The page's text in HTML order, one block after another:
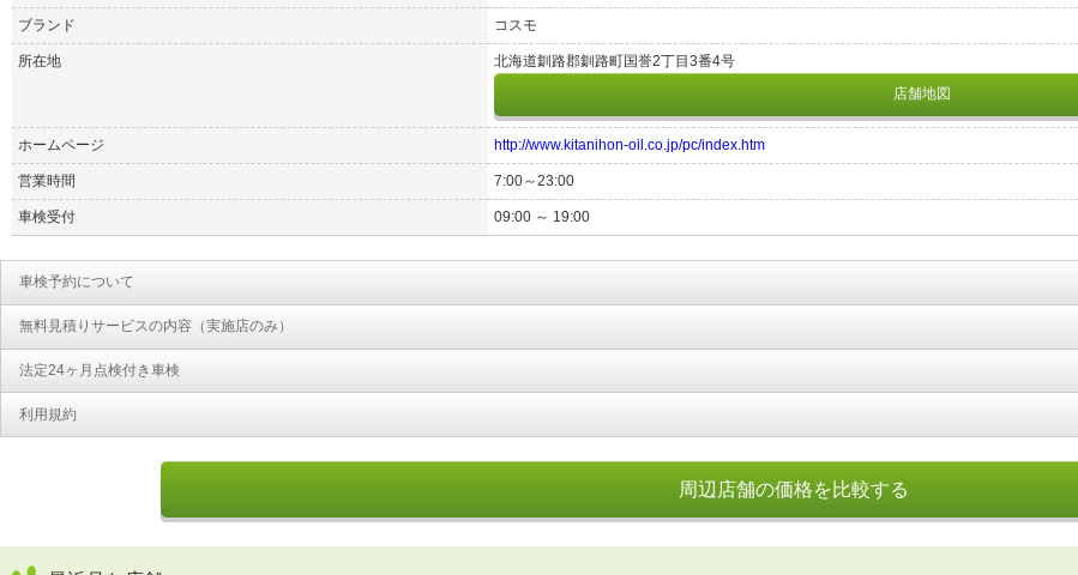
ブランド コスモ
所在地
北海道釧路郡釧路町国誉2丁目3番4号
店舗地図
ホームページ http://www.kitanihon-oil.co.jp/pc/index.htm
営業時間 7:00～23:00
車検受付 09:00 ～ 19:00
車検予約について
無料見積りサービスの内容（実施店のみ）
法定24ヶ月点検付き車検
利用規約
周辺店舗の価格を比較する